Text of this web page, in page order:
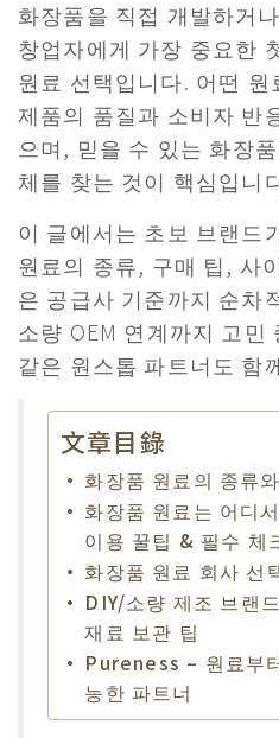
화장품을 직접 개발하거
창업자에게 가장 중요한
원료 선택입니다. 어떤
제품의 품질과 소비자 반
으며, 믿을 수 있는 화장
체를 찾는 것이 핵심입니
이 글에서는 초보 브랜드
원료의 종류, 구매 팁, 사
은 공급사 기준까지 순차
소량 OEM 연계까지 고
같은 원스톱 파트너도 함
文章目錄
화장품 원료의 종류
화장품 원료는 어디
이용 꿀팁 & 필수 체
화장품 원료 회사 선
DIY/소량 제조 브랜
재료 보관 팁
Pureness – 원료부
능한 파트너